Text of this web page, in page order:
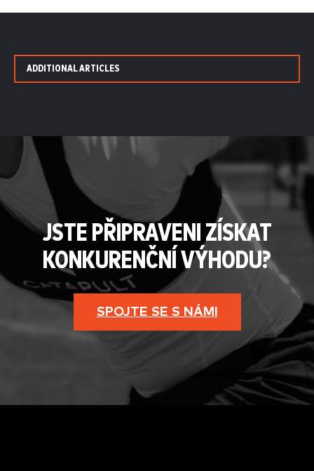
ADDITIONAL ARTICLES
JSTE PŘIPRAVENI ZÍSKAT
KONKURENČNÍ VÝHODU?
SPOJTE SE S NÁMI